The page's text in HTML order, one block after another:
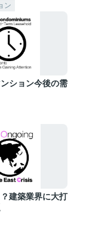
ン
ション今後の需
建築業界に大打